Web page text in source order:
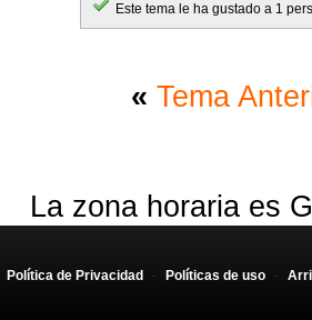
Este tema le ha gustado a 1
« Tema
La zona horaria es
Política de Privacidad - Políticas de uso -